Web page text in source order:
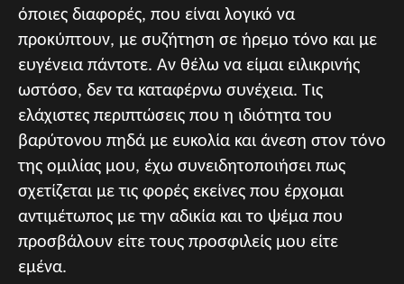
όποιες διαφορές, που είναι λογικό να
προκύπτουν, με συζήτηση σε ήρεμο τόνο και με
ευγένεια πάντοτε. Αν θέλω να είμαι ειλικρινής
ωστόσο, δεν τα καταφέρνω συνέχεια. Τις
ελάχιστες περιπτώσεις που η ιδιότητα του
βαρύτονου πηδά με ευκολία και άνεση στον τόνο
της ομιλίας μου, έχω συνειδητοποιήσει πως
σχετίζεται με τις φορές εκείνες που έρχομαι
αντιμέτωπος με την αδικία και το ψέμα που
προσβάλουν είτε τους προσφιλείς μου είτε
εμένα.